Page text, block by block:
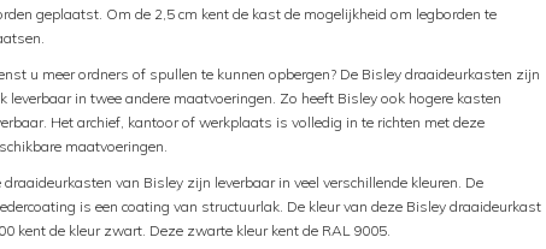
geplaatst. Om de 2,5 cm kent de kast de mogelijkheid om legborden te
u meer ordners of spullen te kunnen opbergen? De Bisley draaideurkasten zijn
leverbaar in twee andere maatvoeringen. Zo heeft Bisley ook hogere kasten
Het archief, kantoor of werkplaats is volledig in te richten met deze
maatvoeringen.
draaideurkasten van Bisley zijn leverbaar in veel verschillende kleuren. De
is een coating van structuurlak. De kleur van deze Bisley draaideurkast
kent de kleur zwart. Deze zwarte kleur kent de RAL 9005.